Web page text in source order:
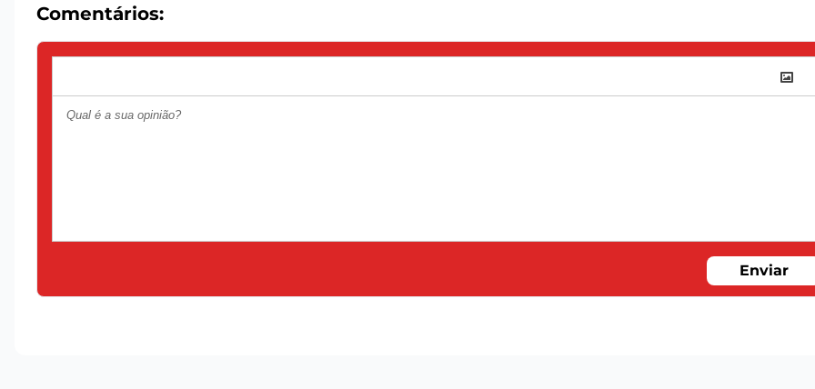
Comentários:
Enviar